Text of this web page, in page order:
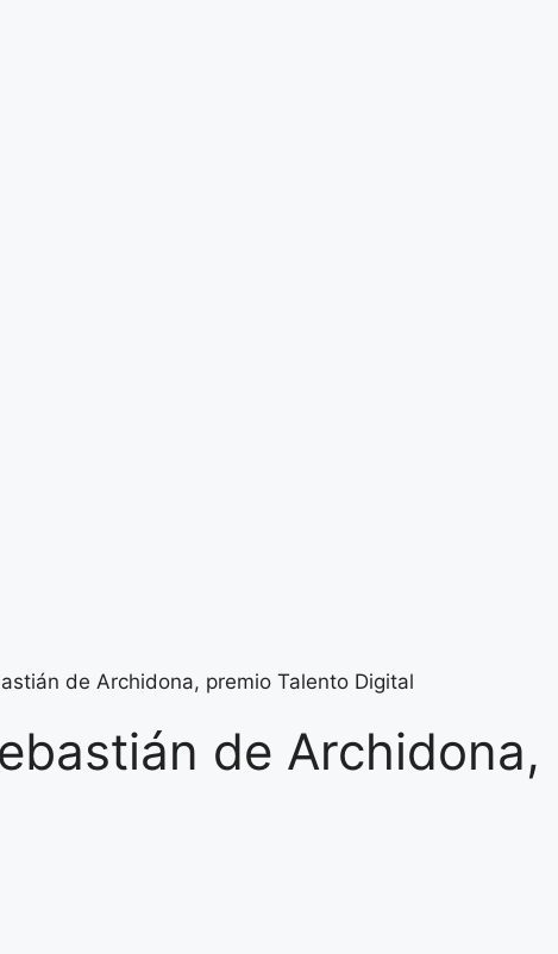
de Archidona, premio Talento Digital
de Archidona,